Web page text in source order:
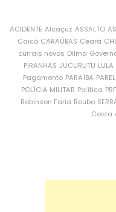
ACIDENTE Alcaçuz ASSALTO
Caicó CARAÚBAS Ceará
currais novos Dilma
PIRANHAS JUCURUTU LULA
Pagamento PARAÍBA
POLÍCIA MILITAR Política PRF
Robinson Faria Roubo
Costa